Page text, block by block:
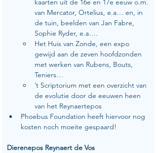
kaarten uit de 16e en 17e eeuw o.m.
van Mercator, Ortelius, e.a… en, in
de tuin, beelden van Jan Fabre,
Sophie Ryder, e.a….
Het Huis van Zonde, een expo
gewijd aan de zeven hoofdzonden
met werken van Rubens, Bouts,
Teniers…
’t Scriptorium met een overzicht van
de evolutie door de eeuwen heen
van het Reynaertepos
Phoebus Foundation heeft hiervoor nog
kosten noch moeite gespaard!
Dierenepos Reynaert de Vos